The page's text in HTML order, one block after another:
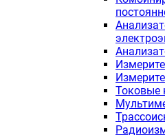
Токовые